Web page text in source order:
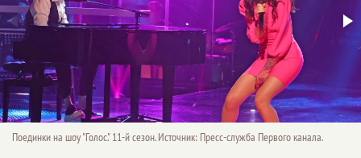
Поединки на шоу "Голос." 11-й сезон. Источник: Пресс-служба Первого канала.